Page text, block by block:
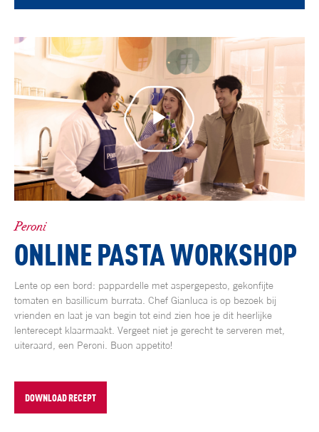
Peroni
ONLINE PASTA WORKSHOP
Lente op een bord: pappardelle met aspergepesto, gekonfijte
tomaten en basillicum burrata. Chef Gianluca is op bezoek bij
vrienden en laat je van begin tot eind zien hoe je dit heerlijke
lenterecept klaarmaakt. Vergeet niet je gerecht te serveren met,
uiteraard, een Peroni. Buon appetito!
DOWNLOAD RECEPT